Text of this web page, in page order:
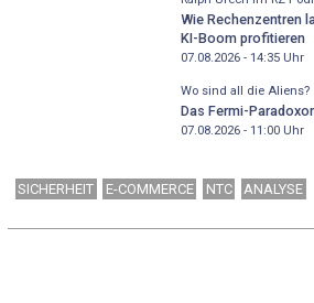
Wie Rechenzentren
KI-Boom profitieren
07.08.2026 - 14:35Uhr
Wo sind all die Aliens?
Das Fermi-
07.08.2026 - 11:00Uhr
SICHERHEIT E-COMMERCE NTC ANALYSE